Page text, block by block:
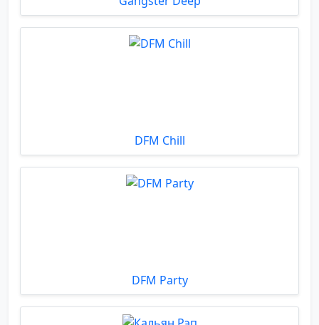
DFM Chill
DFM Party